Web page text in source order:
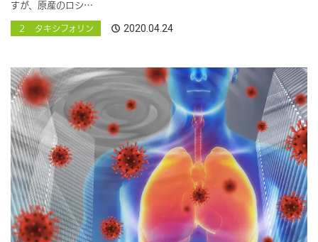
すが、原産のロシ…
２ タキシフォリン 2020.04.24